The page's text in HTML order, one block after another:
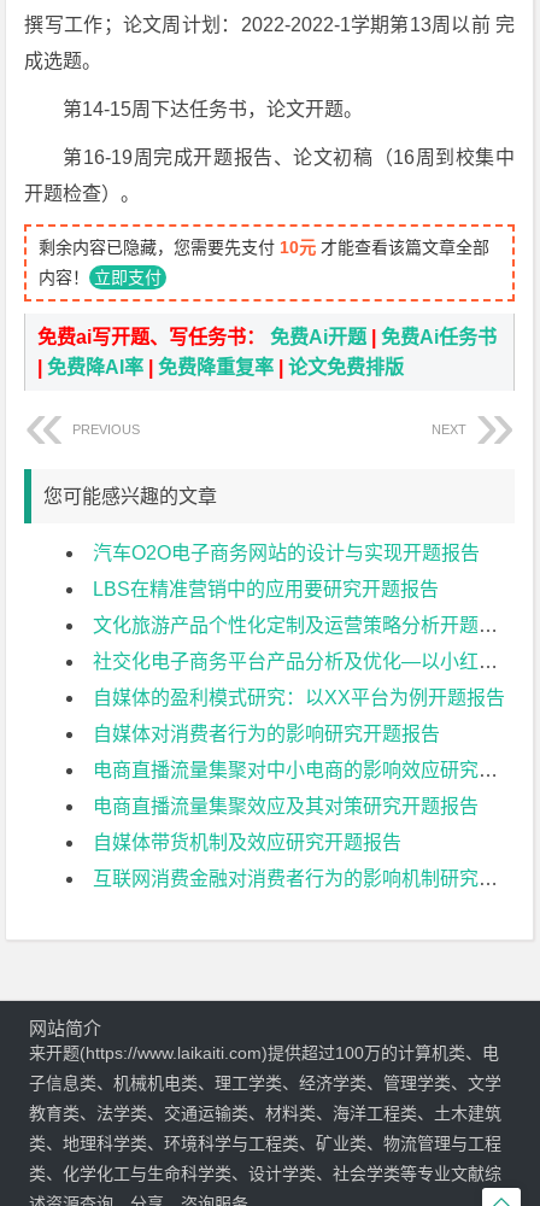
撰写工作；论文周计划：2022-2022-1学期第13周以前 完
成选题。
第14-15周下达任务书，论文开题。
第16-19周完成开题报告、论文初稿（16周到校集中
开题检查）。
剩余内容已隐藏，您需要先支付 10元 才能查看该篇文章全部
内容！ 立即支付
免费ai写开题、写任务书：免费Ai开题 |免费Ai任务书
|免费降AI率 |免费降重复率 |论文免费排版
PREVIOUS NEXT
您可能感兴趣的文章
汽车O2O电子商务网站的设计与实现开题报告
LBS在精准营销中的应用要研究开题报告
文化旅游产品个性化定制及运营策略分析开题报告
社交化电子商务平台产品分析及优化—以小红书为例开题报告
自媒体的盈利模式研究：以XX平台为例开题报告
自媒体对消费者行为的影响研究开题报告
电商直播流量集聚对中小电商的影响效应研究开题报告
电商直播流量集聚效应及其对策研究开题报告
自媒体带货机制及效应研究开题报告
互联网消费金融对消费者行为的影响机制研究开题报告

网站简介
来开题(https://www.laikaiti.com)提供超过100万的计算机类、电
子信息类、机械机电类、理工学类、经济学类、管理学类、文学
教育类、法学类、交通运输类、材料类、海洋工程类、土木建筑
类、地理科学类、环境科学与工程类、矿业类、物流管理与工程
类、化学化工与生命科学类、设计学类、社会学类等专业文献综